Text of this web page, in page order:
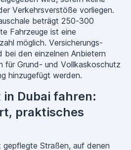
Verkehrsverstöße vorliegen.
beträgt 250-300
Fahrzeuge ist eine
möglich. Versicherungs-
bei den einzelnen Anbietern
für Grund- und Vollkaskoschutz
hinzugefügt werden.
in Dubai fahren:
praktisches
Straßen, auf denen